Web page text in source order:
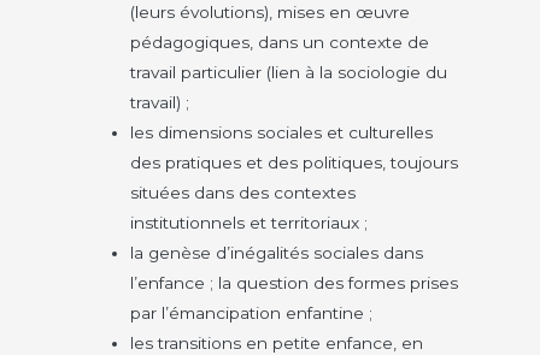
(leurs évolutions), mises en œuvre
pédagogiques, dans un contexte de
travail particulier (lien à la sociologie du
travail) ;
les dimensions sociales et culturelles
des pratiques et des politiques, toujours
situées dans des contextes
institutionnels et territoriaux ;
la genèse d’inégalités sociales dans
l’enfance ; la question des formes prises
par l’émancipation enfantine ;
les transitions en petite enfance, en